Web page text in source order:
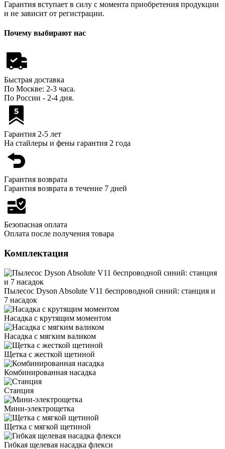
Гарантия вступает в силу с момента приобретения продукции
и не зависит от регистрации.
Почему выбирают нас
Быстрая доставка
По Москве: 2-3 часа.
По России - 2-4 дня.
Гарантия 2-5 лет
На стайлеры и фены гарантия 2 года
Гарантия возврата
Гарантия возврата в течение 7 дней
Безопасная оплата
Оплата после получения товара
Комплектация
Пылесос Dyson Absolute V11 беспроводной синий: станция и
7 насадок
Насадка с крутящим моментом
Насадка с мягким валиком
Щетка с жесткой щетиной
Комбинированная насадка
Станция
Мини-электрощетка
Щетка с мягкой щетиной
Гибкая щелевая насадка флекси